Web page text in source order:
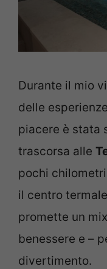
Durante il mio
delle
piacere è stata
trascorsa alle
pochi
il centro
promette un
benessere e –
divertimento.